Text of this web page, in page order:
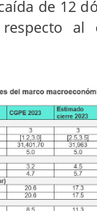
de 12
al